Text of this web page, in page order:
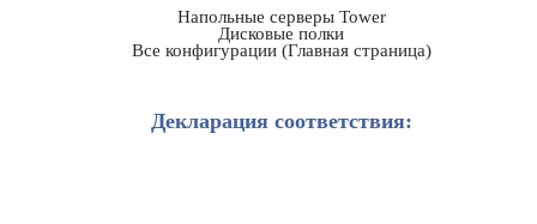
Напольные серверы Tower
Дисковые полки
Все конфигурации (Главная страница)
Декларация соответствия: